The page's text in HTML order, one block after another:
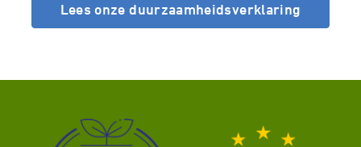
Lees onze duurzaamheidsverklaring